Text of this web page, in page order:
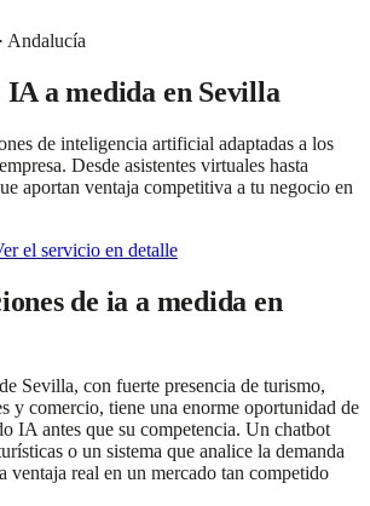
· Andalucía
IA a medida en Sevilla
de inteligencia artificial adaptadas a los
Desde asistentes virtuales hasta
aportan ventaja competitiva a tu negocio en
el servicio en detalle
de ia a medida en
Sevilla, con fuerte presencia de turismo,
y comercio, tiene una enorme oportunidad de
IA antes que su competencia. Un chatbot
o un sistema que analice la demanda
ventaja real en un mercado tan competido